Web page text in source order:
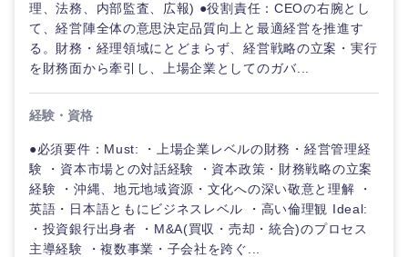
SCM
人事
マーケテ
ィング
営業
サービス
経営企画
営業
サービス
クリエイティブ
コンサルタント
専門職
技術職（IT）、Webサービス・制作、ゲーム
食品・化粧品・アパレル・消費財
メディカル・ヘルスケア・ライフサイエンス
建設・不動産
倉庫・運輸・物流
関東地方
茨城県 栃木県
群馬県
千葉県 東京都
神奈川県
こだわり条件を入力ください
急募 第二新卒
業
外資系企業 英語を活かす
転勤なし 海外勤務あり
理、法務、内部監査、広報) ●役割責任：CEOの右腕とし
て、経営陣全体の意思決定品質向上と最適経営を推進す
る。財務・経理領域にとどまらず、経営戦略の立案・実行
を財務面から牽引し、上場企業としてのガバ...
経験・資格
●必須要件：Must: ・上場企業レベルの財務・経営管理経
験 ・資本市場との対話経験 ・資本政策・財務戦略の立案
経験 ・沖縄、地元地域資源・文化への深い敬意と理解 ・
英語・日本語ともにビジネスレベル ・高い倫理観 Ideal:
・投資銀行出身者 ・M&A(買収・売却・統合)のプロセス
主導経験 ・複数事業・子会社を跨ぐ...